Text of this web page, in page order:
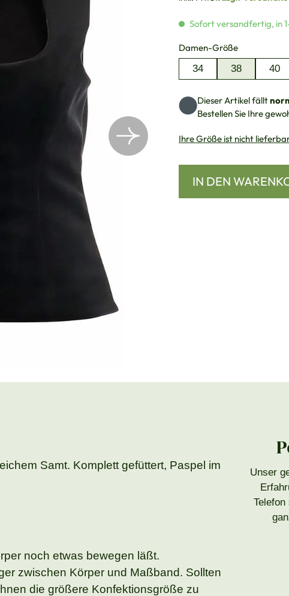
Sofort versandfertig, in
Damen-Größeauswählen
34
38 40
Dieser Artikel fällt
Bestellen Sie Ihre
Ihre Größe ist nicht
IN DEN
Samt. Komplett gefüttert, Paspel im
noch etwas bewegen läßt.
zwischen Körper und Maßband. Sollten
die größere Konfektionsgröße zu
Unser